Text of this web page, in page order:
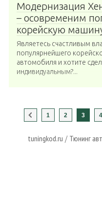
Модернизация
– осовременим
корейскую
Являетесь счастливым
популярнейшего
автомобиля и хотите
индивидуальным?...
1 2 3 4
tuningkod.ru / Тюнинг